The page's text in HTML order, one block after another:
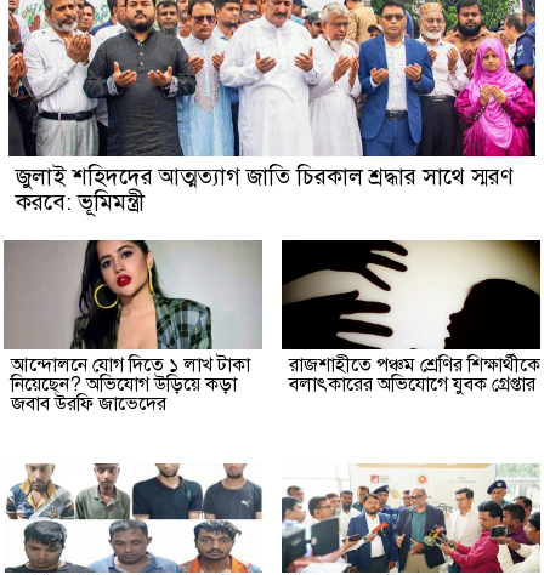
জুলাই শহিদদের আত্মত্যাগ জাতি চিরকাল শ্রদ্ধার সাথে স্মরণ
করবে: ভূমিমন্ত্রী
আন্দোলনে যোগ দিতে ১ লাখ টাকা
নিয়েছেন? অভিযোগ উড়িয়ে কড়া
জবাব উরফি জাভেদের
রাজশাহীতে পঞ্চম শ্রেণির শিক্ষার্থীকে
বলাৎকারের অভিযোগে যুবক গ্রেপ্তার